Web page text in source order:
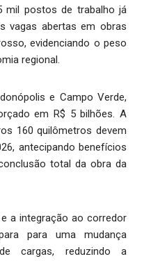
mil postos de trabalho já
vagas abertas em obras
evidenciando o peso
regional.
e Campo Verde,
em R$ 5 bilhões. A
160 quilômetros devem
antecipando benefícios
total da obra da
a integração ao corredor
para uma mudança
cargas, reduzindo a